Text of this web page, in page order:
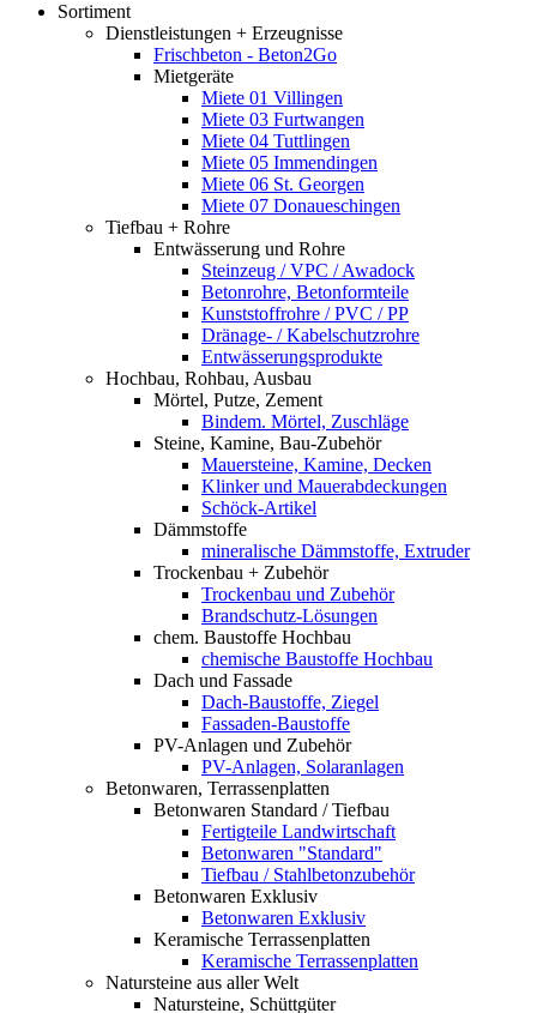
Sortiment
Dienstleistungen + Erzeugnisse
Frischbeton - Beton2Go
Mietgeräte
Miete 01 Villingen
Miete 03 Furtwangen
Miete 04 Tuttlingen
Miete 05 Immendingen
Miete 06 St. Georgen
Miete 07 Donaueschingen
Tiefbau + Rohre
Entwässerung und Rohre
Steinzeug / VPC / Awadock
Betonrohre, Betonformteile
Kunststoffrohre / PVC / PP
Dränage- / Kabelschutzrohre
Entwässerungsprodukte
Hochbau, Rohbau, Ausbau
Mörtel, Putze, Zement
Bindem. Mörtel, Zuschläge
Steine, Kamine, Bau-Zubehör
Mauersteine, Kamine, Decken
Klinker und Mauerabdeckungen
Schöck-Artikel
Dämmstoffe
mineralische Dämmstoffe, Extruder
Trockenbau + Zubehör
Trockenbau und Zubehör
Brandschutz-Lösungen
chem. Baustoffe Hochbau
chemische Baustoffe Hochbau
Dach und Fassade
Dach-Baustoffe, Ziegel
Fassaden-Baustoffe
PV-Anlagen und Zubehör
PV-Anlagen, Solaranlagen
Betonwaren, Terrassenplatten
Betonwaren Standard / Tiefbau
Fertigteile Landwirtschaft
Betonwaren "Standard"
Tiefbau / Stahlbetonzubehör
Betonwaren Exklusiv
Betonwaren Exklusiv
Keramische Terrassenplatten
Keramische Terrassenplatten
Natursteine aus aller Welt
Natursteine, Schüttgüter